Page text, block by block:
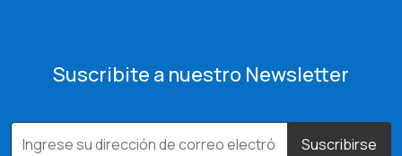
Suscribite a nuestro Newsletter
Suscribirse